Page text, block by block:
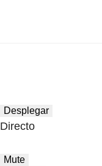
Desplegar
Directo
Mute